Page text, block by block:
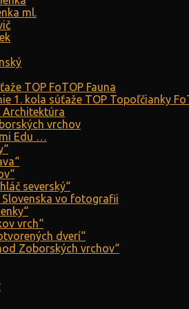
ml.
TOP FoTOP Fauna
1. kola súťaže TOP Topoľčianky
Architektúra
vrchov
Edu …
severský“
Slovenska vo fotografii
vrch“
dverí“
Zoborských vrchov“